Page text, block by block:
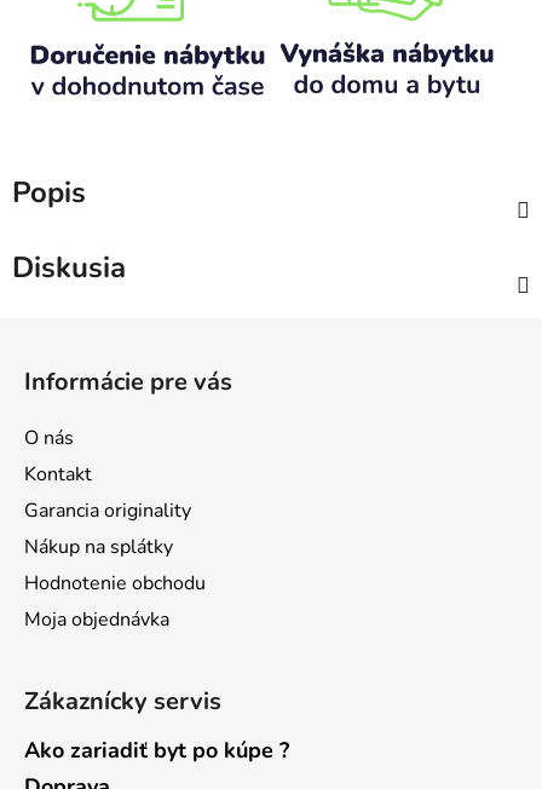
Popis
Diskusia
Informácie pre vás
O nás
Kontakt
Garancia originality
Nákup na splátky
Hodnotenie obchodu
Moja objednávka
Zákaznícky servis
Ako zariadiť byt po kúpe ?